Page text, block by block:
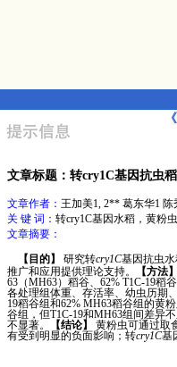
文章标题：转cry1C基因抗虫
文章作者： 王加美1, 2** 葛东华1
关 键 词： 转cry1C基因水稻，黄粉
文章摘要：
【目的】 研究转cry1C基因抗虫
推广和应用提供理论支持。
【方法
63 （MH63）稻谷、 62% T1C-19稻
各处理组体重、存活率、幼虫历期
19稻谷组和62% MH63稻谷组的黄
谷组，但T1C-19和MH63组间差异
不显著。
【结论】
黄粉虫可通过取
有受到明显的负面影响；转cry1C基